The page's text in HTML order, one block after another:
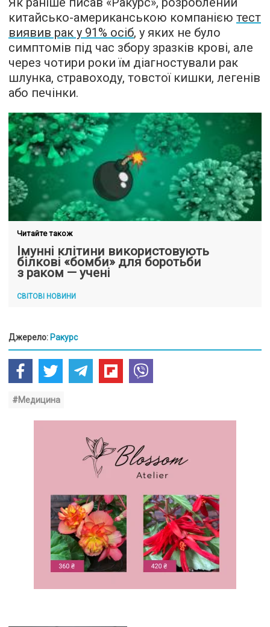
китайсько-американською компанією тест
виявив рак у 91% осіб, у яких не було
симптомів під час збору зразків крові, але
через чотири роки їм діагностували рак
шлунка, стравоходу, товстої кишки, легенів
або печінки.
Читайте також
Імунні клітини використовують
білкові «бомби» для боротьби
з раком — учені
СВІТОВІ НОВИНИ
Джерело: Ракурс
#Медицина